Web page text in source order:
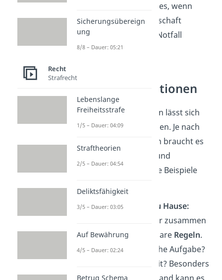
Vor allem zu Beginn hilft es, wenn
jemand aus der Nachbarschaft
Bescheid weiß. So ist im Notfall
schnelle Hilfe möglich.
Besondere Situationen
Nicht jede Alltagssituation lässt sich
mit denselben Regeln lösen. Je nach
Umfeld und Konstellation braucht es
und
Einschätzungen. Typische Beispiele
Geschwister allein zu Hause:
Wenn mehrere Kinder zusammen
bleiben, braucht es klare Regeln.
Wer übernimmt welche Aufgabe?
Was passiert bei Streit? Besonders
Sicherungsübereign
ung
8/8 – Dauer: 05:21
Recht
Strafrecht
Lebenslange
Freiheitsstrafe
1/5 – Dauer: 04:09
Straftheorien
2/5 – Dauer: 04:54
Deliktsfähigkeit
3/5 – Dauer: 03:05
Auf Bewährung
4/5 – Dauer: 02:24
Betrug Schema